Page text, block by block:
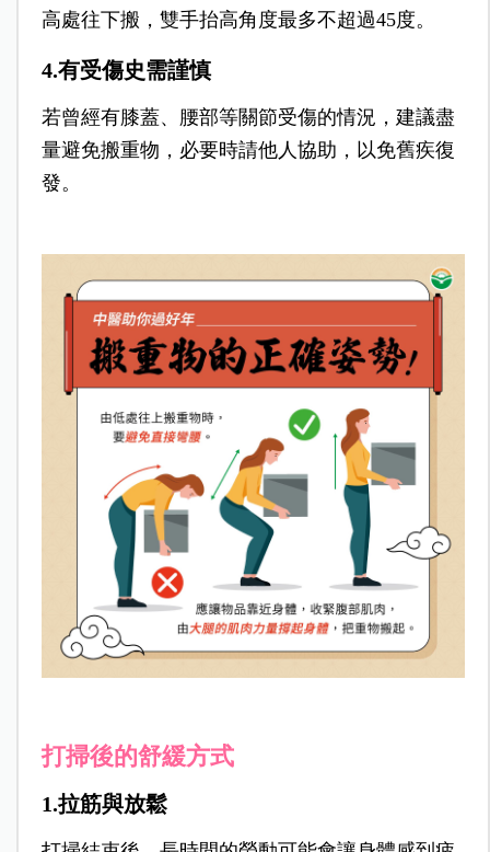
高處往下搬，雙手抬高角度最多不超過45度。
4.有受傷史需謹慎
若曾經有膝蓋、腰部等關節受傷的情況，建議盡
量避免搬重物，必要時請他人協助，以免舊疾復
發。
打掃後的舒緩方式
1.拉筋與放鬆